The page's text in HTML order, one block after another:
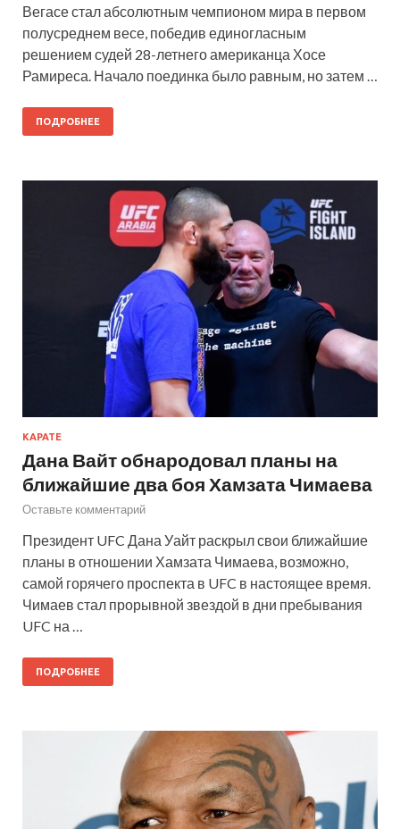
Вегасе стал абсолютным чемпионом мира в первом
полусреднем весе, победив единогласным
решением судей 28-летнего американца Хосе
Рамиреса. Начало поединка было равным, но затем …
ПОДРОБНЕЕ
КАРАТЕ
Дана Вайт обнародовал планы на
ближайшие два боя Хамзата Чимаева
Оставьте комментарий
Президент UFC Дана Уайт раскрыл свои ближайшие
планы в отношении Хамзата Чимаева, возможно,
самой горячего проспекта в UFC в настоящее время.
Чимаев стал прорывной звездой в дни пребывания
UFC на …
ПОДРОБНЕЕ